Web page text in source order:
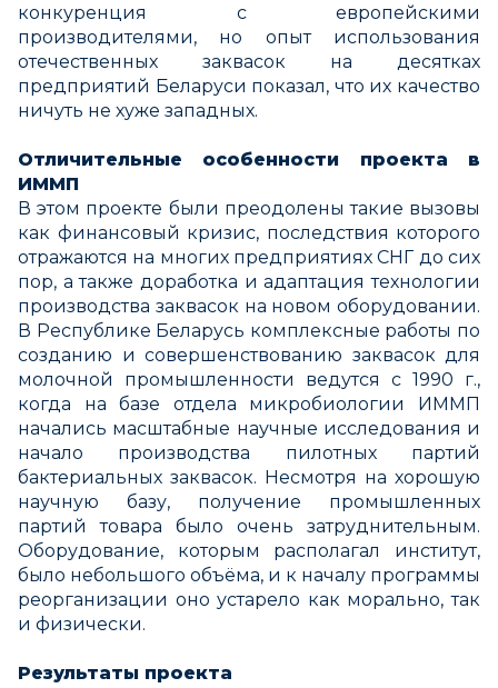
конкуренция с европейскими
производителями, но опыт использования
отечественных заквасок на десятках
предприятий Беларуси показал, что их качество
ничуть не хуже западных.
Отличительные особенности проекта в
ИММП
В этом проекте были преодолены такие вызовы
как финансовый кризис, последствия которого
отражаются на многих предприятиях СНГ до сих
пор, а также доработка и адаптация технологии
производства заквасок на новом оборудовании.
В Республике Беларусь комплексные работы по
созданию и совершенствованию заквасок для
молочной промышленности ведутся с 1990 г.,
когда на базе отдела микробиологии ИММП
начались масштабные научные исследования и
начало производства пилотных партий
бактериальных заквасок. Несмотря на хорошую
научную базу, получение промышленных
партий товара было очень затруднительным.
Оборудование, которым располагал институт,
было небольшого объёма, и к началу программы
реорганизации оно устарело как морально, так
и физически.
Результаты проекта